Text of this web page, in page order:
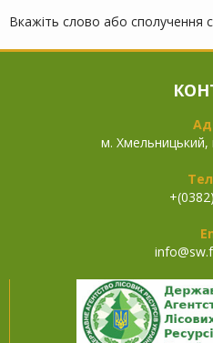
Вкажіть слово або сполучення
м. Хмельницький,
info@